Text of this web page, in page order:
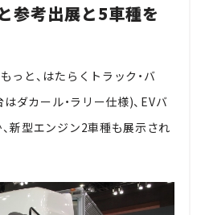
参考出展と5車種を
っと、はたらくトラック・バ
ダカール・ラリー仕様)、EVバ
新型エンジン2車種も展示され